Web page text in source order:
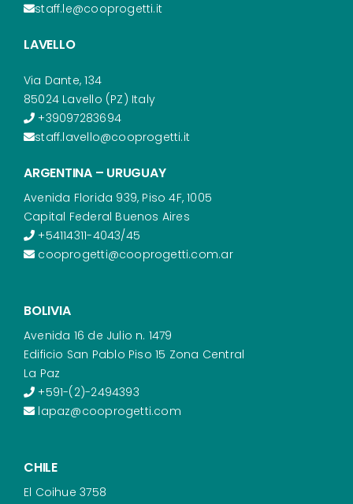
staff.le@cooprogetti.it
LAVELLO
Via Dante, 134
85024 Lavello (PZ) Italy
+39097283694
staff.lavello@cooprogetti.it
ARGENTINA – URUGUAY
Avenida Florida 939, Piso 4F, 1005
Capital Federal Buenos Aires
+54114311-4043/45
cooprogetti@cooprogetti.com.ar
BOLIVIA
Avenida 16 de Julio n. 1479
Edificio San Pablo Piso 15 Zona Central
La Paz
+591-(2)-2494393
lapaz@cooprogetti.com
CHILE
El Coihue 3758